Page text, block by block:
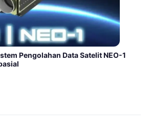
Pengolahan Data Satelit NEO-1